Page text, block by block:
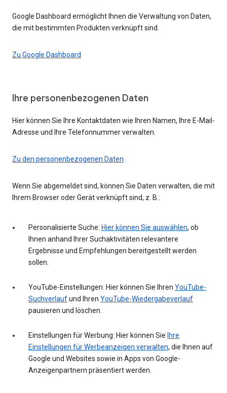
Google Dashboard ermöglicht Ihnen die Verwaltung von Daten,
die mit bestimmten Produkten verknüpft sind.
Zu Google Dashboard
Ihre personenbezogenen Daten
Hier können Sie Ihre Kontaktdaten wie Ihren Namen, Ihre E-Mail-
Adresse und Ihre Telefonnummer verwalten.
Zu den personenbezogenen Daten
Wenn Sie abgemeldet sind, können Sie Daten verwalten, die mit
Ihrem Browser oder Gerät verknüpft sind, z. B.:
Personalisierte Suche: Hier können Sie auswählen, ob
Ihnen anhand Ihrer Suchaktivitäten relevantere
Ergebnisse und Empfehlungen bereitgestellt werden
sollen.
YouTube-Einstellungen: Hier können Sie Ihren YouTube-
Suchverlaufund Ihren YouTube-Wiedergabeverlauf
pausieren und löschen.
Einstellungen für Werbung: Hier können Sie Ihre
Einstellungen für Werbeanzeigen verwalten, die Ihnen auf
Google und Websites sowie in Apps von Google-
Anzeigenpartnern präsentiert werden.